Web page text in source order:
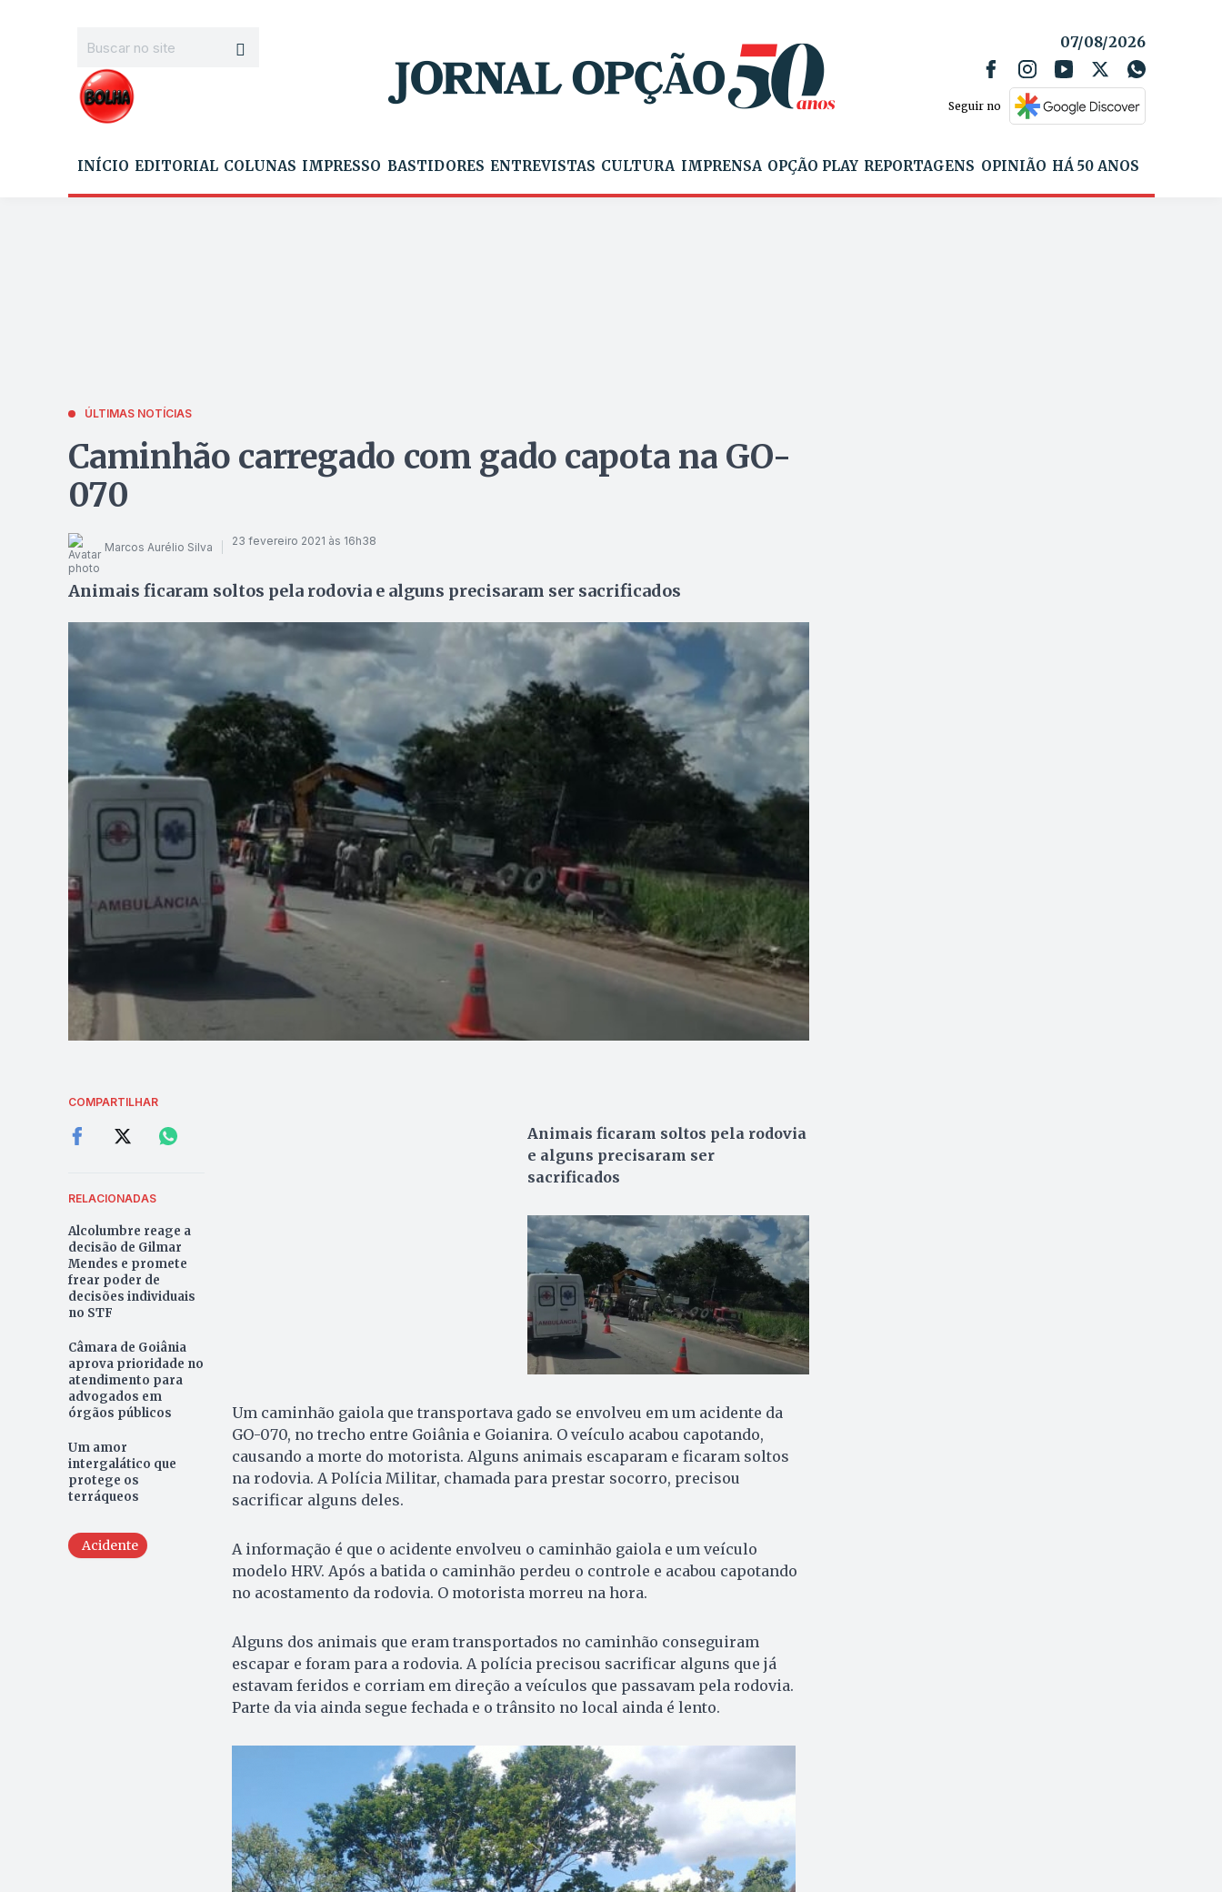
07/08/2026
Seguir no
INÍCIO EDITORIAL COLUNAS IMPRESSO BASTIDORES ENTREVISTAS CULTURA IMPRENSA OPÇÃO PLAY REPORTAGENS OPINIÃO HÁ 50 ANOS
ÚLTIMAS NOTÍCIAS
Caminhão carregado com gado capota na GO-
070
Marcos Aurélio Silva 23 fevereiro 2021 às 16h38
Animais ficaram soltos pela rodovia e alguns precisaram ser sacrificados
COMPARTILHAR
RELACIONADAS
Alcolumbre reage a
decisão de Gilmar
Mendes e promete
frear poder de
decisões individuais
no STF
Câmara de Goiânia
aprova prioridade no
atendimento para
advogados em
órgãos públicos
Um amor
intergalático que
protege os
terráqueos
Acidente
Animais ficaram soltos pela rodovia
e alguns precisaram ser
sacrificados
Um caminhão gaiola que transportava gado se envolveu em um acidente da
GO-070, no trecho entre Goiânia e Goianira. O veículo acabou capotando,
causando a morte do motorista. Alguns animais escaparam e ficaram soltos
na rodovia. A Polícia Militar, chamada para prestar socorro, precisou
sacrificar alguns deles.
A informação é que o acidente envolveu o caminhão gaiola e um veículo
modelo HRV. Após a batida o caminhão perdeu o controle e acabou capotando
no acostamento da rodovia. O motorista morreu na hora.
Alguns dos animais que eram transportados no caminhão conseguiram
escapar e foram para a rodovia. A polícia precisou sacrificar alguns que já
estavam feridos e corriam em direção a veículos que passavam pela rodovia.
Parte da via ainda segue fechada e o trânsito no local ainda é lento.